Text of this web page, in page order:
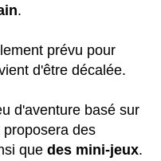
.
prévu pour
d'être décalée.
d'aventure basé sur
proposera des
quedes mini-jeux.